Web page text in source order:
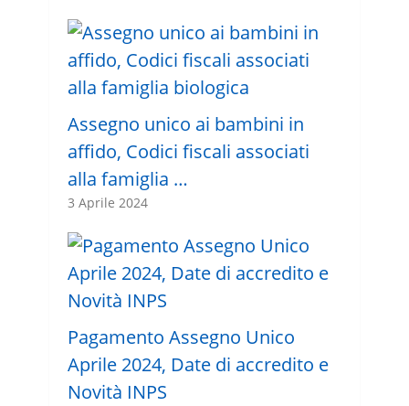
Assegno unico ai bambini in
affido, Codici fiscali associati
alla famiglia …
3 Aprile 2024
Pagamento Assegno Unico
Aprile 2024, Date di accredito e
Novità INPS